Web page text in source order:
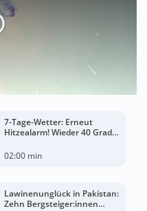
7-Tage-Wetter: Erneut
Hitzealarm! Wieder 40 Grad
02:00 min
Lawinenunglück in Pakistan:
Zehn Bergsteiger:innen